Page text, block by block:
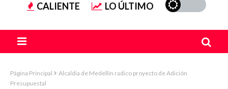
CALIENTE LO ÚLTIMO
Página Principal
Alcaldia de Medellín radico proyecto de Adición
Presupuestal